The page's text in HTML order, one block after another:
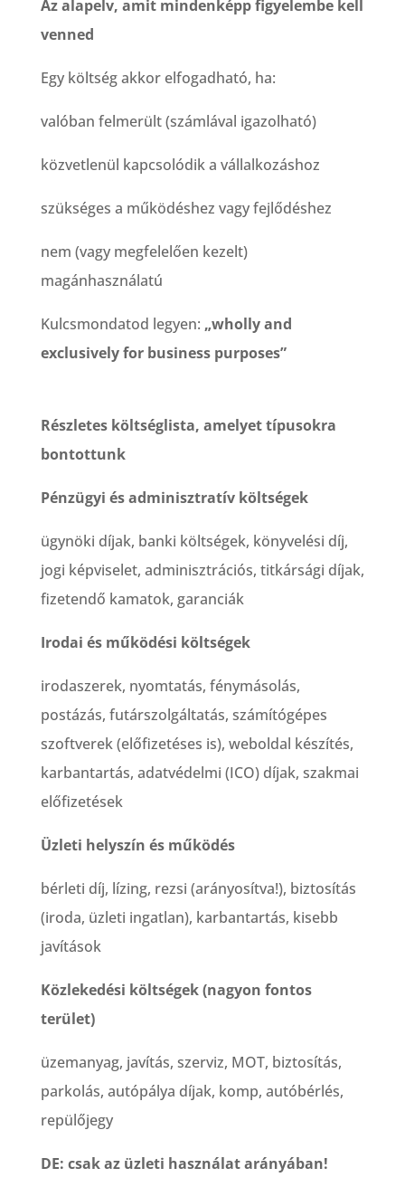
Az alapelv, amit mindenképp figyelembe kell
venned
Egy költség akkor elfogadható, ha:
valóban felmerült (számlával igazolható)
közvetlenül kapcsolódik a vállalkozáshoz
szükséges a működéshez vagy fejlődéshez
nem (vagy megfelelően kezelt)
magánhasználatú
Kulcsmondatod legyen: „wholly and
exclusively for business purposes”
Részletes költséglista, amelyet típusokra
bontottunk
Pénzügyi és adminisztratív költségek
ügynöki díjak, banki költségek, könyvelési díj,
jogi képviselet, adminisztrációs, titkársági díjak,
fizetendő kamatok, garanciák
Irodai és működési költségek
irodaszerek, nyomtatás, fénymásolás,
postázás, futárszolgáltatás, számítógépes
szoftverek (előfizetéses is), weboldal készítés,
karbantartás, adatvédelmi (ICO) díjak, szakmai
előfizetések
Üzleti helyszín és működés
bérleti díj, lízing, rezsi (arányosítva!), biztosítás
(iroda, üzleti ingatlan), karbantartás, kisebb
javítások
Közlekedési költségek (nagyon fontos
terület)
üzemanyag, javítás, szerviz, MOT, biztosítás,
parkolás, autópálya díjak, komp, autóbérlés,
repülőjegy
DE: csak az üzleti használat arányában!